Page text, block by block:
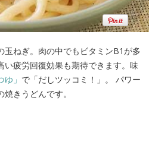
玉ねぎ。肉の中でもビタミンB1が多
い疲労回復効果も期待できます。味
ゆ」 で「だしツッコミ！」。 パワー
きうどんです。